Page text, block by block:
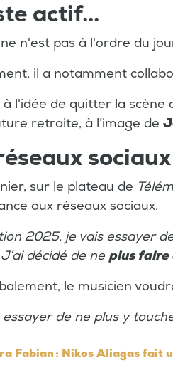
actif...
n'est pas à l'ordre du
il a notamment
l'idée de quitter la scène
retraite, à l’image de
sur le plateau de
aux réseaux sociaux.
2025, je vais essayer
décidé de neplus faire
le musicien
de ne plus y
Fabian : Nikos Aliagas fait